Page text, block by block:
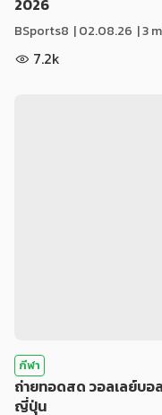
BSports8 |02.08.26 | 3
7.2k
กีฬา
ถ่ายทอดสด วอลเลย์บอ
ญี่ปุ่น